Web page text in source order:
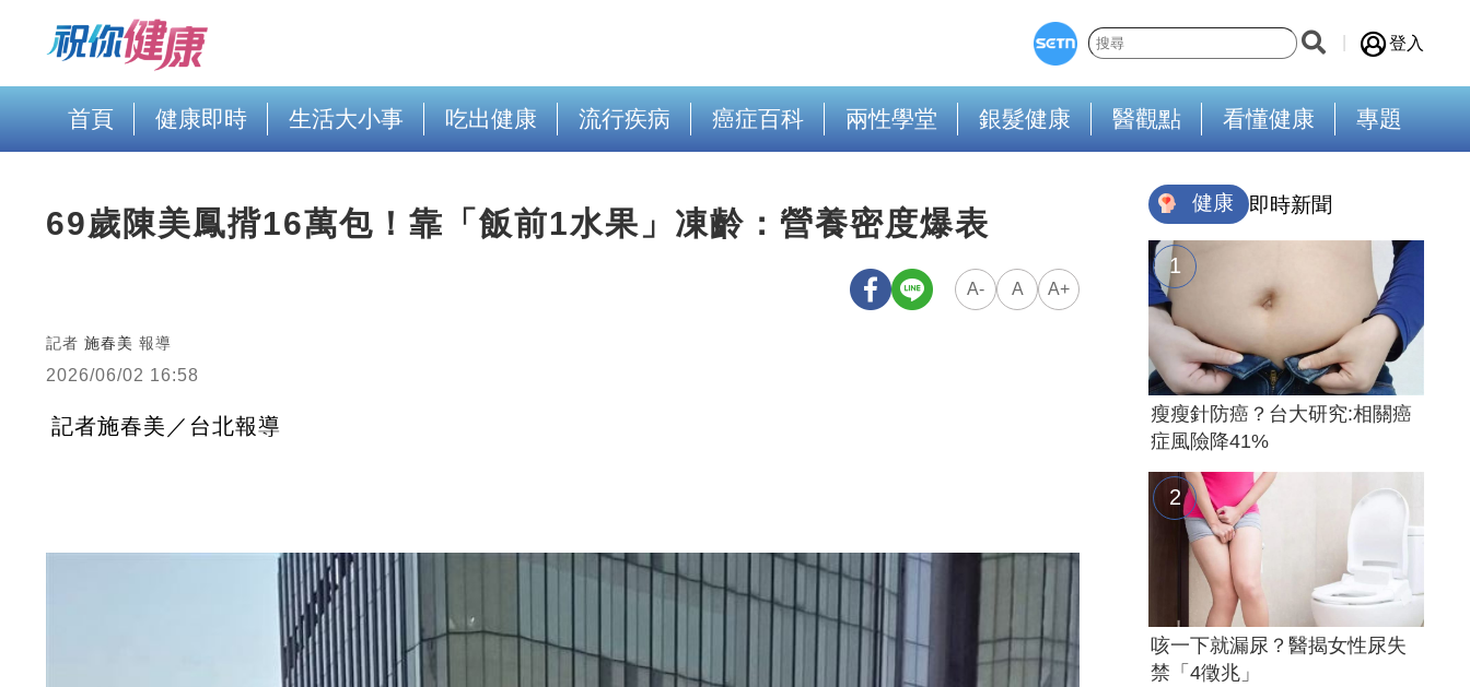
登入
首頁 健康即時 生活大小事 吃出健康 流行疾病 癌症百科 兩性學堂 銀髮健康 醫觀點 看懂健康 專題
69歲陳美鳳揹16萬包！靠「飯前1水果」凍齡：營養密度爆表
A- A A+
記者 施春美 報導
2026/06/02 16:58
記者施春美／台北報導
健康 即時新聞
瘦瘦針防癌？台大研究:相關癌
症風險降41%
咳一下就漏尿？醫揭女性尿失
禁「4徵兆」